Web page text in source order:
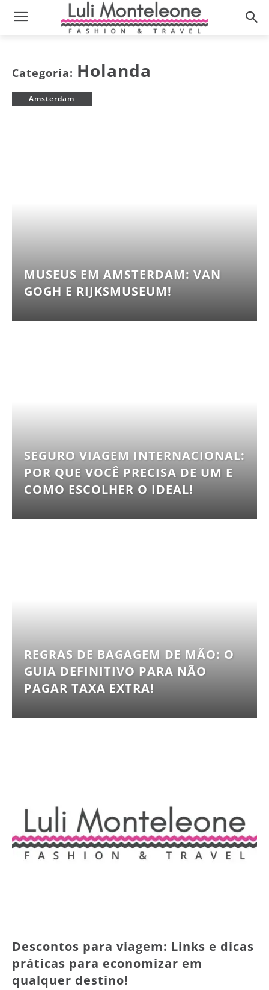
Categoria: Holanda
Amsterdam
MUSEUS EM AMSTERDAM: VAN
GOGH E RIJKSMUSEUM!
SEGURO VIAGEM INTERNACIONAL:
POR QUE VOCÊ PRECISA DE UM E
COMO ESCOLHER O IDEAL!
REGRAS DE BAGAGEM DE MÃO: O
GUIA DEFINITIVO PARA NÃO
PAGAR TAXA EXTRA!
Descontos para viagem: Links e dicas
práticas para economizar em
qualquer destino!